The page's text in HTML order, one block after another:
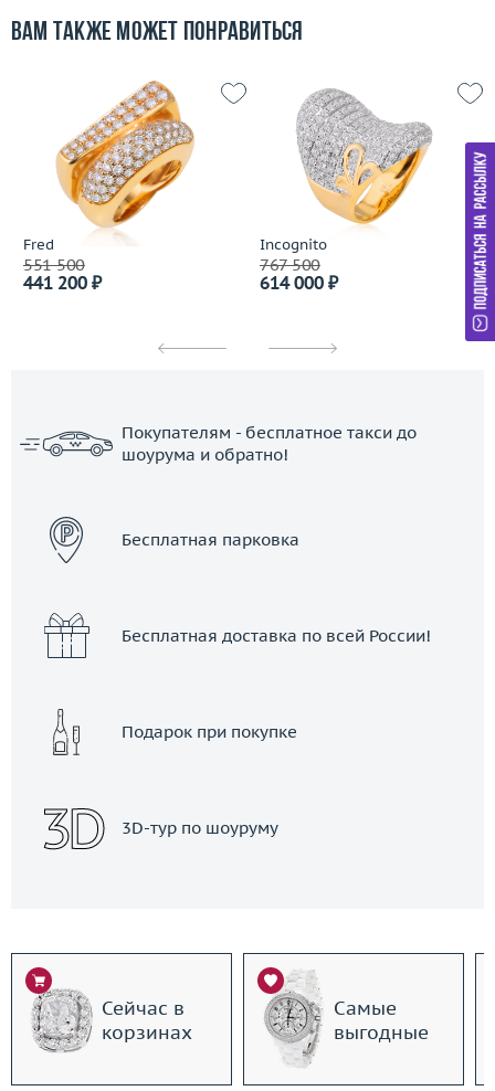
Вам также может понравиться
Fred
551 500
441 200 ₽
Incognito
767 500
614 000 ₽
Покупателям - бесплатное такси до
шоурума и обратно!
Бесплатная парковка
Бесплатная доставка по всей России!
Подарок при покупке
3D-тур по шоуруму
Сейчас в
корзинах
Самые
выгодные